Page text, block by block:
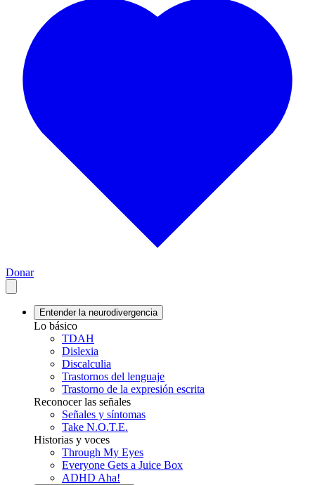
Donar
Entender la neurodivergencia
Lo básico
TDAH
Dislexia
Discalculia
Trastornos del lenguaje
Trastorno de la expresión escrita
Reconocer las señales
Señales y síntomas
Take N.O.T.E.
Historias y voces
Through My Eyes
Everyone Gets a Juice Box
ADHD Aha!